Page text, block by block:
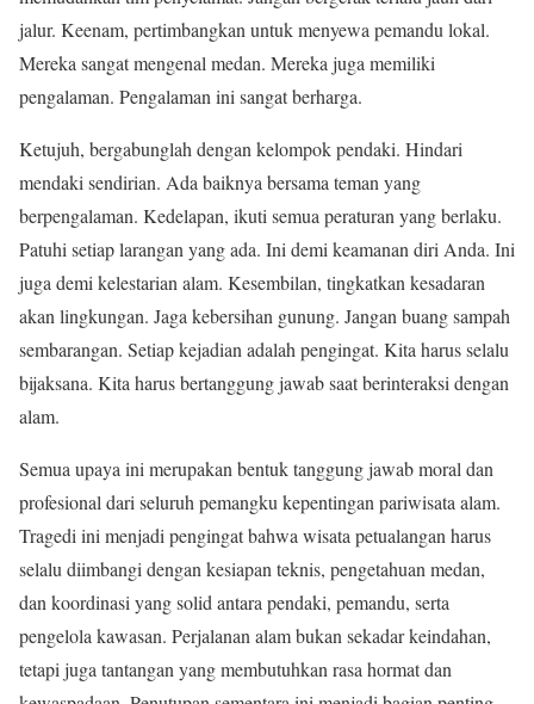
jalur. Keenam, pertimbangkan untuk menyewa pemandu lokal.
Mereka sangat mengenal medan. Mereka juga memiliki
pengalaman. Pengalaman ini sangat berharga.
Ketujuh, bergabunglah dengan kelompok pendaki. Hindari
mendaki sendirian. Ada baiknya bersama teman yang
berpengalaman. Kedelapan, ikuti semua peraturan yang berlaku.
Patuhi setiap larangan yang ada. Ini demi keamanan diri Anda. Ini
juga demi kelestarian alam. Kesembilan, tingkatkan kesadaran
akan lingkungan. Jaga kebersihan gunung. Jangan buang sampah
sembarangan. Setiap kejadian adalah pengingat. Kita harus selalu
bijaksana. Kita harus bertanggung jawab saat berinteraksi dengan
alam.
Semua upaya ini merupakan bentuk tanggung jawab moral dan
profesional dari seluruh pemangku kepentingan pariwisata alam.
Tragedi ini menjadi pengingat bahwa wisata petualangan harus
selalu diimbangi dengan kesiapan teknis, pengetahuan medan,
dan koordinasi yang solid antara pendaki, pemandu, serta
pengelola kawasan. Perjalanan alam bukan sekadar keindahan,
tetapi juga tantangan yang membutuhkan rasa hormat dan